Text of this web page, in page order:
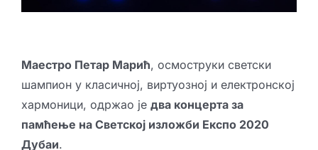
Маестро Петар Марић, осмоструки светски
шампион у класичној, виртуозној и електронској
хармоници, одржао је два концерта за
памћење на Светској изложби Експо 2020
Дубаи.